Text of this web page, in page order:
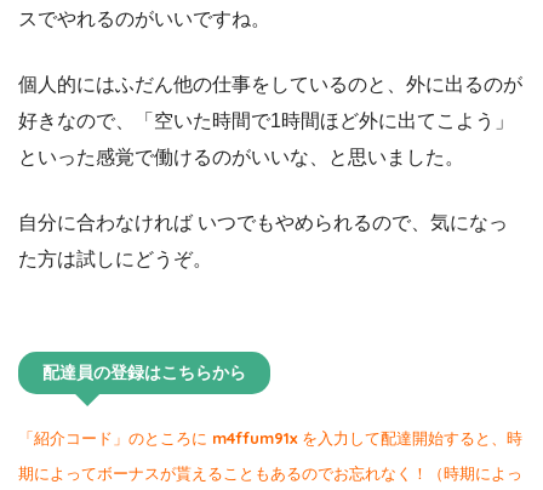
スでやれるのがいいですね。
個人的にはふだん他の仕事をしているのと、外に出るのが
好きなので、「空いた時間で1時間ほど外に出てこよう」
といった感覚で働けるのがいいな、と思いました。
自分に合わなければ いつでもやめられるので、気になっ
た方は試しにどうぞ。
配達員の登録はこちらから
「紹介コード」のところに m4ffum91xを入力して配達開始すると、時
期によってボーナスが貰えることもあるのでお忘れなく！（時期によっ